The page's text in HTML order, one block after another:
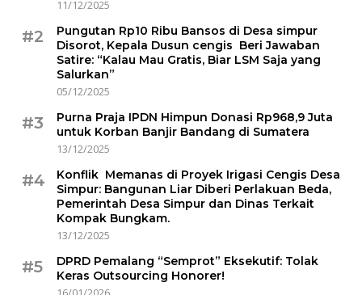
11/12/2025
#2
Pungutan Rp10 Ribu Bansos di Desa simpur
Disorot, Kepala Dusun cengis Beri Jawaban
Satire: “Kalau Mau Gratis, Biar LSM Saja yang
Salurkan”
05/12/2025
#3
Purna Praja IPDN Himpun Donasi Rp968,9 Juta
untuk Korban Banjir Bandang di Sumatera
13/12/2025
#4
Konflik Memanas di Proyek Irigasi Cengis Desa
Simpur: Bangunan Liar Diberi Perlakuan Beda,
Pemerintah Desa Simpur dan Dinas Terkait
Kompak Bungkam.
13/12/2025
#5
DPRD Pemalang “Semprot” Eksekutif: Tolak
Keras Outsourcing Honorer!